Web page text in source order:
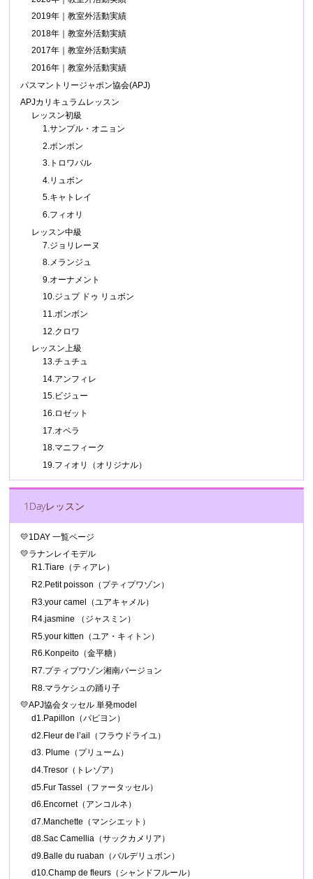
2019年｜教室外活動実績
2018年｜教室外活動実績
2017年｜教室外活動実績
2016年｜教室外活動実績
パスマントリージャポン協会(APJ)
APJカリキュラムレッスン
レッスン初級
1.サンプル・オニョン
2.ポンポン
3.トロワバル
4.リュボン
5.キャトレイ
6.フィオリ
レッスン中級
7.ジョリレーヌ
8.メランジュ
9.オーナメント
10.ジュプ ドゥ リュボン
11.ボンボン
12.クロワ
レッスン上級
13.チュチュ
14.アンフィレ
15.ビジュー
16.ロゼット
17.オペラ
18.マニフィーク
19.フィオリ（オリジナル）
1Dayレッスン
💛1DAY 一覧ページ
💛ラナンレイモデル
R1.Tiare（ティアレ）
R2.Petit poisson（プティプワゾン）
R3.your camel（ユアキャメル）
R4.jasmine （ジャスミン）
R5.your kitten（ユア・キィトン）
R6.Konpeito（金平糖）
R7.プティプワゾン湘南バージョン
R8.マラケシュの踊り子
💛APJ協会タッセル 単発model
d1.Papillon（パピヨン）
d2.Fleur de l’ail（フラウドライユ）
d3. Plume（プリューム）
d4.Tresor（トレゾア）
d5.Fur Tassel（ファータッセル）
d6.Encornet（アンコルネ）
d7.Manchette（マンシエット）
d8.Sac Camellia（サックカメリア）
d9.Balle du ruaban（バルデリュボン）
d10.Champ de fleurs（シャンドフルール）